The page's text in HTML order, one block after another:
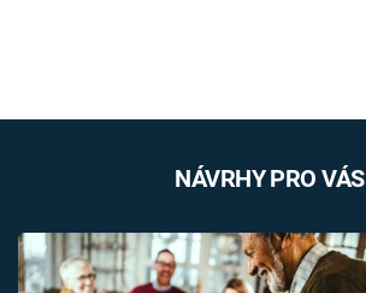
NÁVRHY PRO VÁS